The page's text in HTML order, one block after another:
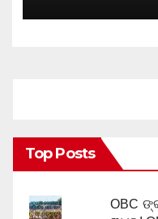
Top Posts
OBC